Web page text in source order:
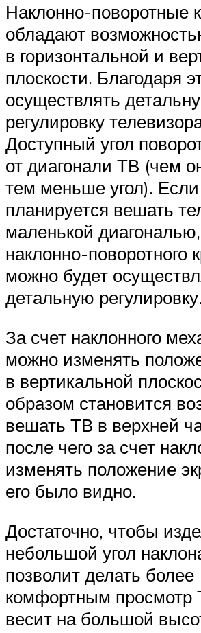
Наклонно-поворотные
обладают
в горизонтальной и
плоскости. Благодаря
осуществлять
регулировку
Доступный угол
от диагонали ТВ (чем
тем меньше угол). Если
планируется вешать
маленькой
наклонно-поворотного
можно будет
детальную регулировку.
За счет наклонного
можно изменять
в вертикальной
образом становится
вешать ТВ в верхней
после чего за счет
изменять положение
его было видно.
Достаточно, чтобы
небольшой угол
позволит делать более
комфортным просмотр
весит на большой